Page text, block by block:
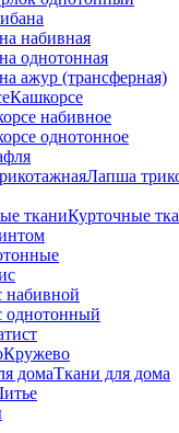
набивная
однотонная
ажур (трансферная)
Кашкорсе
набивное
однотонное
Лапша
Курточные
набивной
однотонный
Кружево
Ткани для дома